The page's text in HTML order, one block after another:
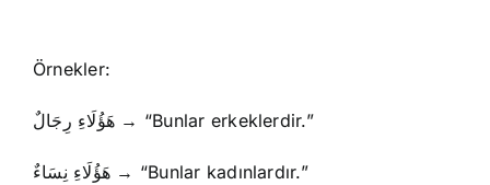
Örnekler:
هَؤُلَاءِ رِجَالٌ → “Bunlar erkeklerdir.”
هَؤُلَاءِ نِسَاءٌ → “Bunlar kadınlardır.”